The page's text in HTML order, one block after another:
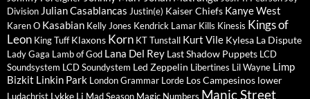
Division Julian Casablancas Justin(e) Kaiser Chiefs Kanye West
Karen O Kasabian Kelly Jones Kendrick Lamar Kills Kinesis Kings of
Leon King Tuff Klaxons Korn KT Tunstall Kurt Vile Kylesa La Dispute
Lady Gaga Lamb of God Lana Del Rey Last Shadow Puppets LCD
Soundsystem LCD Soundystem Led Zeppelin Libertines Lil Wayne Limp
Bizkit Linkin Park London Grammar Lorde Los Campesinos lower
Ludachrist Lykke Li Mad Season Magic Numbers Manic Street